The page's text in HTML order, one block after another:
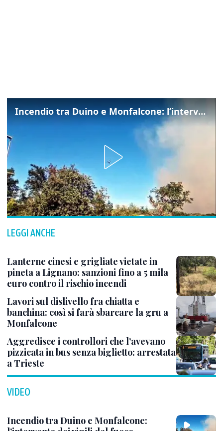
Incendio tra Duino e Monfalcone: l’intervento dei vigili del fuoco
LEGGI ANCHE
Lanterne cinesi e grigliate vietate in
pineta a Lignano: sanzioni fino a 5 mila
euro contro il rischio incendi
Lavori sul dislivello fra chiatta e
banchina: così si farà sbarcare la gru a
Monfalcone
Aggredisce i controllori che l’avevano
pizzicata in bus senza biglietto: arrestata
a Trieste
VIDEO
Incendio tra Duino e Monfalcone: